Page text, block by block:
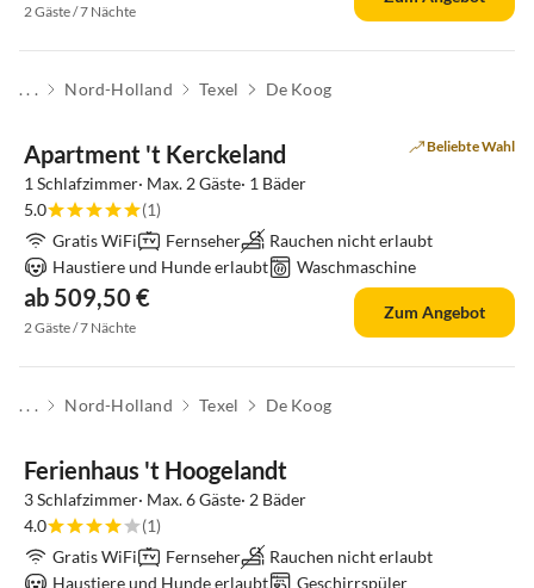
2 Gäste / 7 Nächte
. . . Nord-Holland Texel De Koog
Apartment 't Kerckeland Beliebte Wahl
1 Schlafzimmer· Max. 2 Gäste· 1 Bäder
5.0
(1)
Gratis WiFi
Fernseher
Rauchen nicht erlaubt
Haustiere und Hunde erlaubt
Waschmaschine
ab 509,50 €
2 Gäste / 7 Nächte
Zum Angebot
. . . Nord-Holland Texel De Koog
Ferienhaus 't Hoogelandt
3 Schlafzimmer· Max. 6 Gäste· 2 Bäder
4.0
(1)
Gratis WiFi
Fernseher
Rauchen nicht erlaubt
Haustiere und Hunde erlaubt
Geschirrspüler